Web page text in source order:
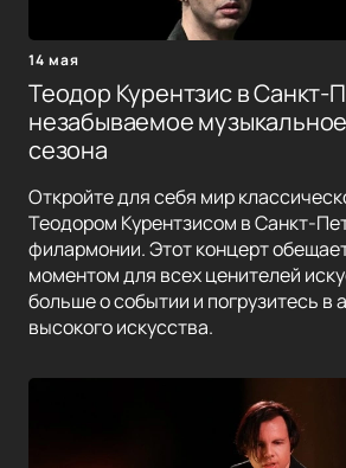
14 мая
Теодор Курентзис в Санкт-
незабываемое
сезона
Откройте для себя мир
Теодором Курентзисом в Санкт-
филармонии. Этот концерт
моментом для всех ценителей
больше о событии и погрузитесь в
высокого искусства.